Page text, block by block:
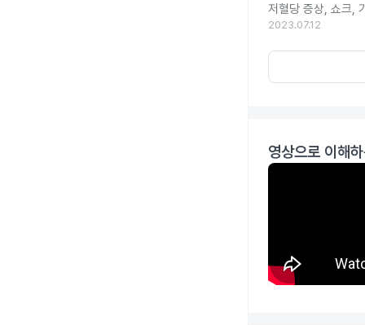
저혈당 증상, 쇼크,
2023.07.12
영상으로 이해